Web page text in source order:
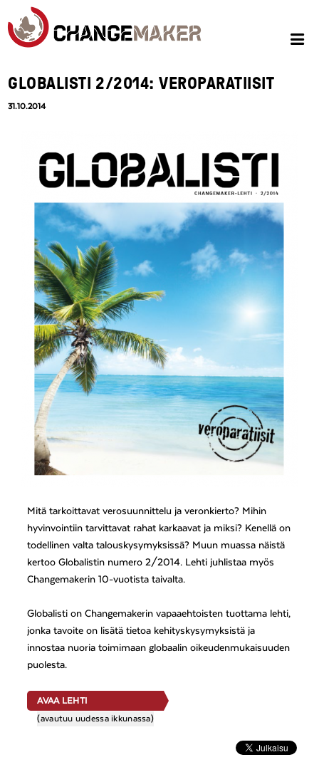
GLOBALISTI 2/2014: VEROPARATIISIT
31.10.2014
Mitä tarkoittavat verosuunnittelu ja veronkierto? Mihin
hyvinvointiin tarvittavat rahat karkaavat ja miksi? Kenellä on
todellinen valta talouskysymyksissä? Muun muassa näistä
kertoo Globalistin numero 2/2014. Lehti juhlistaa myös
Changemakerin 10-vuotista taivalta.
Globalisti on Changemakerin vapaaehtoisten tuottama lehti,
jonka tavoite on lisätä tietoa kehityskysymyksistä ja
innostaa nuoria toimimaan globaalin oikeudenmukaisuuden
puolesta.
AVAA LEHTI
(avautuu uudessa ikkunassa)